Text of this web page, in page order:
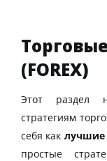
(FOREX)
Этот раздел
стратегиям
себя как лучшие
простые